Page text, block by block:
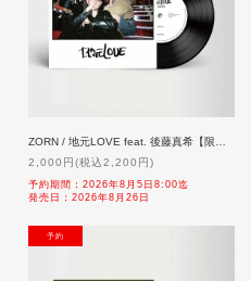
ZORN / 地元LOVE feat. 後藤真希【限定盤】7inch「予約」8/26発売【sold out】
2,000円(税込2,200円)
予約期間：2026年8月5日8:00迄
発売日：2026年8月26日
NEW